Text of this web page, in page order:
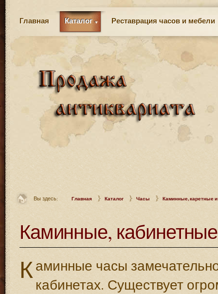
Главная Каталог Реставрация часов и мебели
Вы здесь: Главная Каталог Часы Каминные, каретные
Каминные,
Каминные часы
кабинетах. Существует